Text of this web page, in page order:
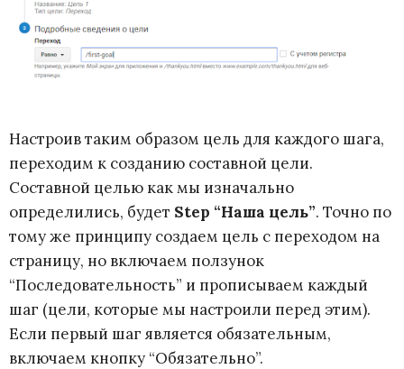
Настроив таким образом цель для каждого шага,
переходим к созданию составной цели.
Составной целью как мы изначально
определились, будет Step “Наша цель”. Точно по
тому же принципу создаем цель с переходом на
страницу, но включаем ползунок
“Последовательность” и прописываем каждый
шаг (цели, которые мы настроили перед этим).
Если первый шаг является обязательным,
включаем кнопку “Обязательно”.